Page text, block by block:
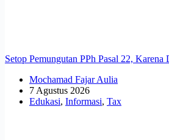
Setop Pemungutan PPh Pasal 22,
Mochamad Fajar Aulia
7 Agustus 2026
Edukasi, Informasi, Tax